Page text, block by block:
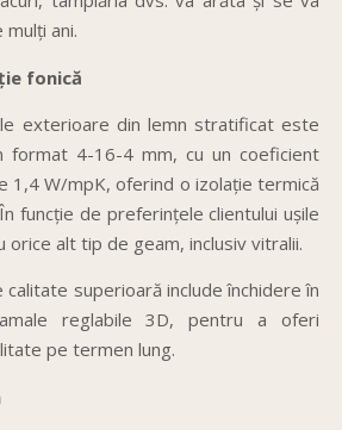
ani.
fonică
exterioare din lemn stratificat este
format 4-16-4 mm, cu un coeficient
1,4 W/mpK, oferind o izolație termică
funcție de preferințele clientului ușile
orice alt tip de geam, inclusiv vitralii.
superioară include închidere în
reglabile 3D, pentru a oferi
pe termen lung.